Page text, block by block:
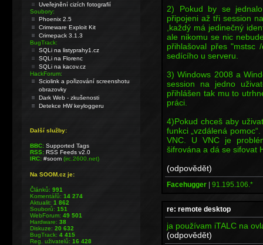
2) Pokud by se
připojeni až tři session
,každý má jedinečný
ale nikomu se nic
přihlašoval přes "mstsc
sedícího u serveru.
3) Windows 2008 a
session na jedno
přihlášen tak mu to
práci.
4)Pokud chceš aby
funkci „vzdálená
VNC. U VNC je
šifrována a dá se sifovat
(odpovědět)
Facehugger | 91.195.106.*
re: remote desktop
ja používam iTALC na
(odpovědět)
Uveřejnění cizích fotografií
Soubory:
Phoenix 2.5
Crimeware Exploit Kit
Crimepack 3.1.3
BugTrack:
SQLi na listyprahy1.cz
SQLi na Florenc
SQLi na kacov.cz
HackForum:
Sciolink a pořizování screenshotu
obrazovky
Dark Web - zkušenosti
Detekce HW keyloggeru
Další služby:
BBC: Supported Tags
RSS: RSS Feeds v2.0
IRC: #soom(irc.2600.net)
Na SOOM.cz je:
Článků:991
Komentářů:14 274
Aktualit:1 862
Souborů:151
WebForum:49 501
Hardware:38
Diskuze:20 632
BugTrack:4 415
Reg. uživatelů:16 428